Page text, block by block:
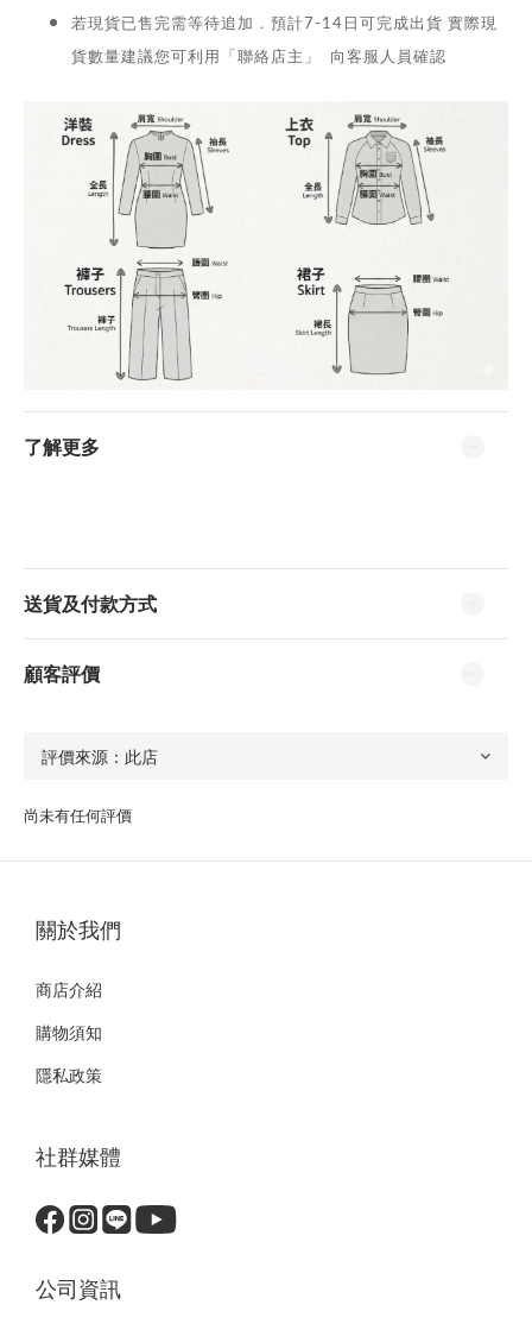
若現貨已售完需等待追加．預計7-14日可完成出貨 實際現
貨數量建議您可利用「聯絡店主」 向客服人員確認
了解更多
送貨及付款方式
顧客評價
尚未有任何評價
關於我們
商店介紹
購物須知
隱私政策
社群媒體
公司資訊